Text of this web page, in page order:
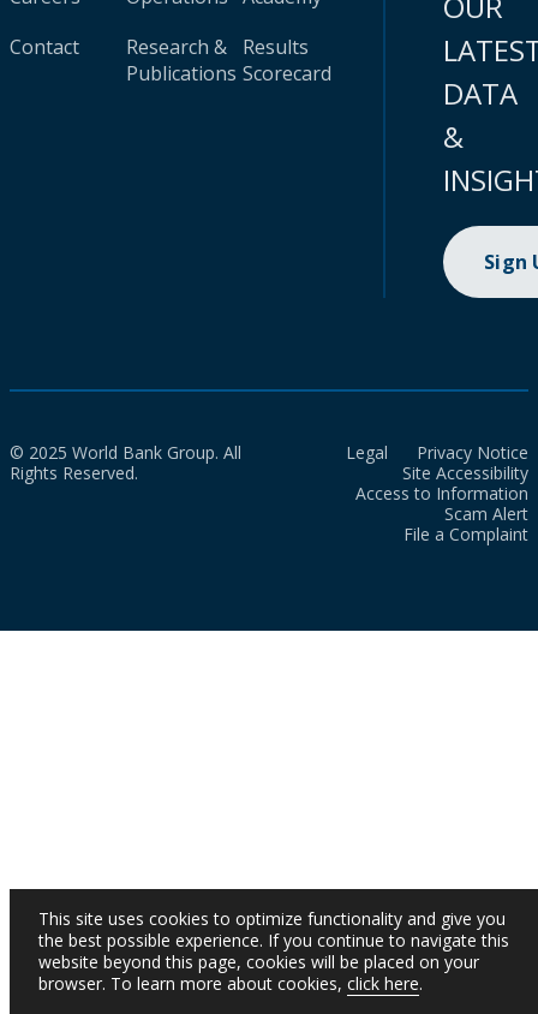
Contact
Research &
Publications
Results
Scorecard
DATA
&
Sign
© 2025 World Bank Group. All
Rights Reserved.
Legal
Privacy Notice
Site Accessibility
Access to Information
Scam Alert
File a Complaint
This site uses cookies to optimize functionality and give you
the best possible experience. If you continue to navigate this
website beyond this page, cookies will be placed on your
browser. To learn more about cookies, click here.